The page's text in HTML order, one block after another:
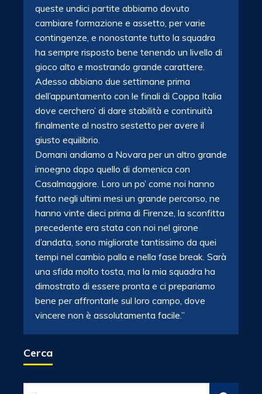
queste undici partite abbiamo dovuto
cambiare formazione e assetto, per varie
contingenze, e nonostante tutto la squadra
ha sempre risposto bene tenendo un livello di
gioco alto e mostrando grande carattere.
Adesso abbiano due settimane prima
dell’appuntamento con le finali di Coppa Italia
dove cerchero’ di dare stabilità e continuità
finalmente al nostro sestetto per avere il
giusto equilibrio.
Domani andiamo a Novara per un altro grande
imoegno dopo quello di domenica con
Casalmaggiore. Loro un po’ come noi hanno
fatto negli ultimi mesi un grande percorso, ne
hanno vinte dieci prima di Firenze, la sconfitta
precedente era stata con noi nel girone
d’andata, sono migliorate tantissimo da quei
tempi nel cambio palla e nella fase break. Sarà
una sfida molto tosta, ma la mia squadra ha
dimostrato di essere pronta e ci prepariamo
bene per affrontarle sul loro campo, dove
vincere non è assolutamenta facile.”
Cerca